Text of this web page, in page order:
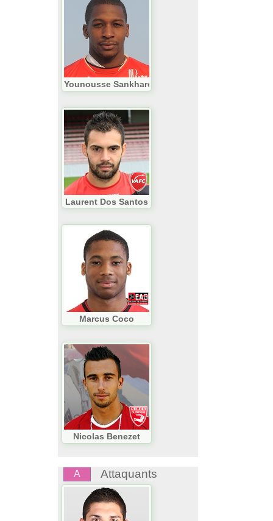
Younousse Sankharé
Laurent Dos Santos
Marcus Coco
Nicolas Benezet
A Attaquants